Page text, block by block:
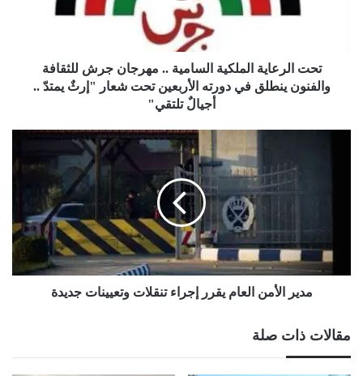
تحت الرعاية الملكية السامية .. مهرجان جرش للثقافة
والفنون ينطلق في دورته الأربعين تحت شعار "إرثٌ يمتدّ ..
أجيالٌ تلتقي"
جديدة
مدير الأمن العام يقرر إجراء تنقلات وتعيينات جديدة
مقالات ذات صلة